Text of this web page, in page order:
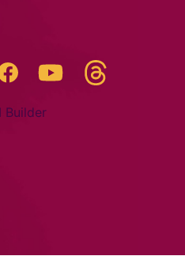
FacebookYouTube
Builder